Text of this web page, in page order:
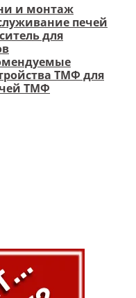
и монтаж
печей
для
ТМФ для
ТМФ